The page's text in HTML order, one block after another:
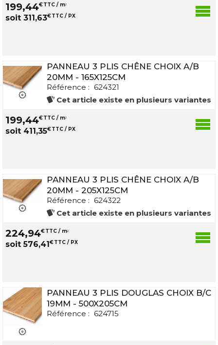
199,44€TTC / m2
soit 311,63€TTC / PX
PANNEAU 3 PLIS CHÊNE CHOIX A/B
20MM - 165X125CM
Référence : 624321
Cet article existe en plusieurs variantes
199,44€TTC / m2
soit 411,35€TTC / PX
PANNEAU 3 PLIS CHÊNE CHOIX A/B
20MM - 205X125CM
Référence : 624322
Cet article existe en plusieurs variantes
224,94€TTC / m2
soit576,41€TTC / PX
PANNEAU 3 PLIS DOUGLAS CHOIX B/C
19MM - 500X205CM
Référence : 624715